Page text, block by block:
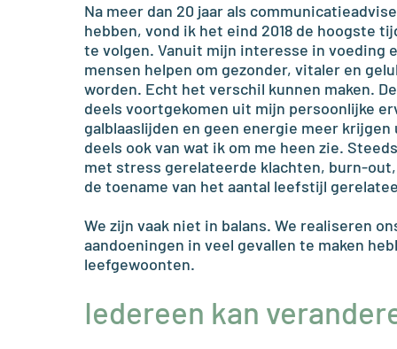
Na meer dan 20 jaar als
hebben, vond ik het eind 2018 de hoogste
te volgen. Vanuit mijn interesse in voeding
mensen helpen om gezonder, vitaler en
worden. Echt het verschil kunnen maken.
deels voortgekomen uit mijn persoonlijke
galblaaslijden en geen energie meer
deels ook van wat ik om me heen zie.
met stress gerelateerde klachten, burn-
de toename van het aantal leefstijl
We zijn vaak niet in balans. We realiseren
aandoeningen in veel gevallen te maken
leefgewoonten.
Iedereen kan